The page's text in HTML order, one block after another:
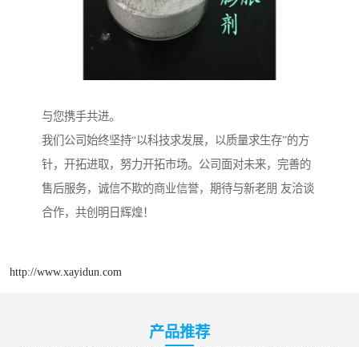
与您携手共进。
我们公司始终坚持“以科技求发展，以质量求生存”的方
针，开拓进取，努力开拓市场。公司面对未来，完善的
售后服务，诚信不欺的商业信誉，期待与新老朋 友洽谈
合作，共创明日辉煌！
http://www.xayidun.com
产品推荐